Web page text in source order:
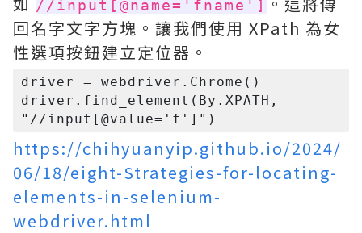
//input[@name='fname']
回名字文字方塊。讓我們使用 XPath 為女
性選項按鈕建立定位器。
driver = webdriver.Chrome()
driver.find_element(By.XPATH,
https://chihyuanyip.github.io/2024/
06/18/eight-Strategies-for-locating-
elements-in-selenium-
webdriver.html